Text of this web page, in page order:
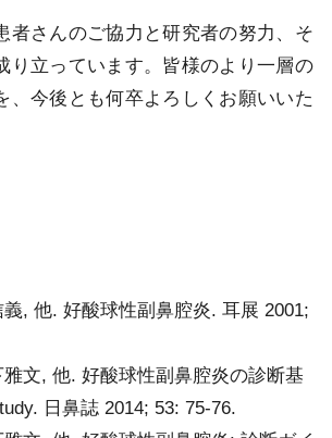
者さんのご協力と研究者の努力、そ
り立っています。皆様のより一層の
、今後とも何卒よろしくお願いいた
, 他. 好酸球性副鼻腔炎. 耳展 2001;
文, 他. 好酸球性副鼻腔炎の診断基
日鼻誌 2014; 53: 75-76.